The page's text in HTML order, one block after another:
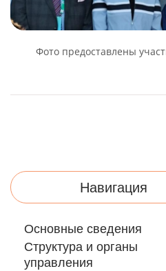
Фото предоставлены
Навигация
Основные сведения
Структура и органы
управления